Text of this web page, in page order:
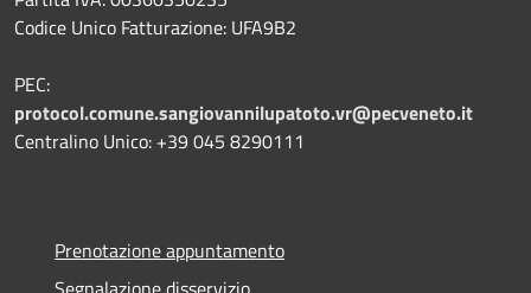
Codice Unico Fatturazione: UFA9B2
PEC:
protocol.comune.sangiovannilupatoto.vr@pecveneto.it
Centralino Unico: +39 045 8290111
Prenotazione appuntamento